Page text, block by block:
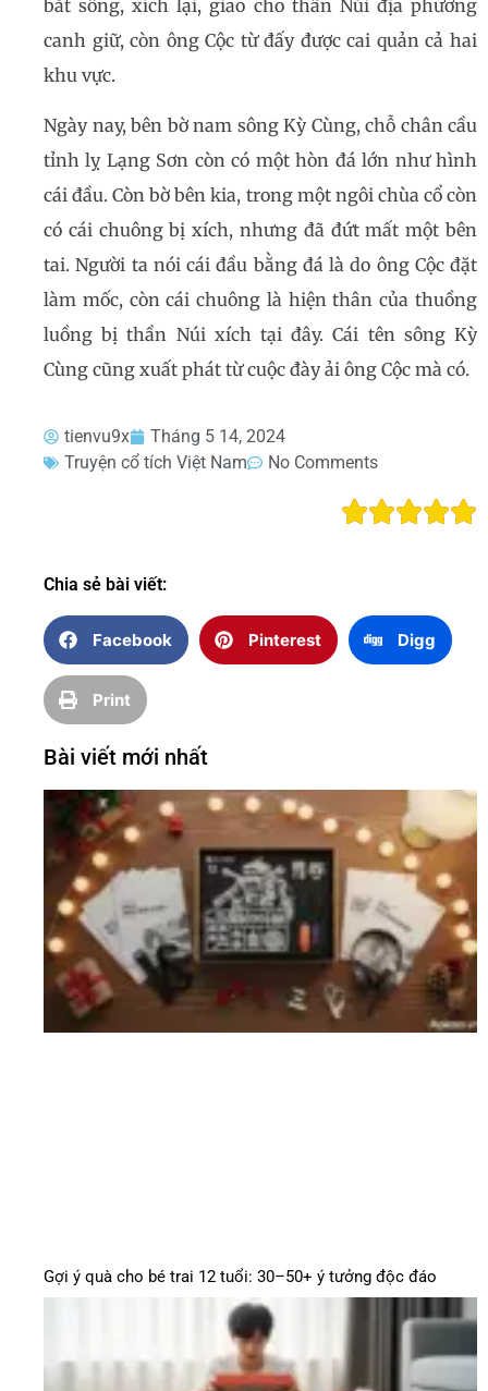
bắt sống, xích lại, giao cho thần Núi địa phương
canh giữ, còn ông Cộc từ đấy được cai quản cả hai
khu vực.
Ngày nay, bên bờ nam sông Kỳ Cùng, chỗ chân cầu
tỉnh lỵ Lạng Sơn còn có một hòn đá lớn như hình
cái đầu. Còn bờ bên kia, trong một ngôi chùa cổ còn
có cái chuông bị xích, nhưng đã đứt mất một bên
tai. Người ta nói cái đầu bằng đá là do ông Cộc đặt
làm mốc, còn cái chuông là hiện thân của thuồng
luồng bị thần Núi xích tại đây. Cái tên sông Kỳ
Cùng cũng xuất phát từ cuộc đày ải ông Cộc mà có.
tienvu9x
Tháng 5 14, 2024
Truyện cổ tích Việt Nam
No Comments
Chia sẻ bài viết:
Facebook Pinterest Digg
Print
Bài viết mới nhất
Gợi ý quà cho bé trai 12 tuổi: 30–50+ ý tưởng độc đáo